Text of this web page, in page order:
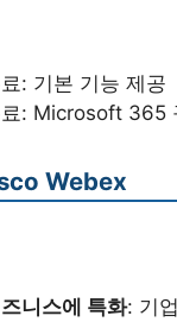
: 기본 기능 제공
: Microsoft 365
Webex
니스에 특화: 기